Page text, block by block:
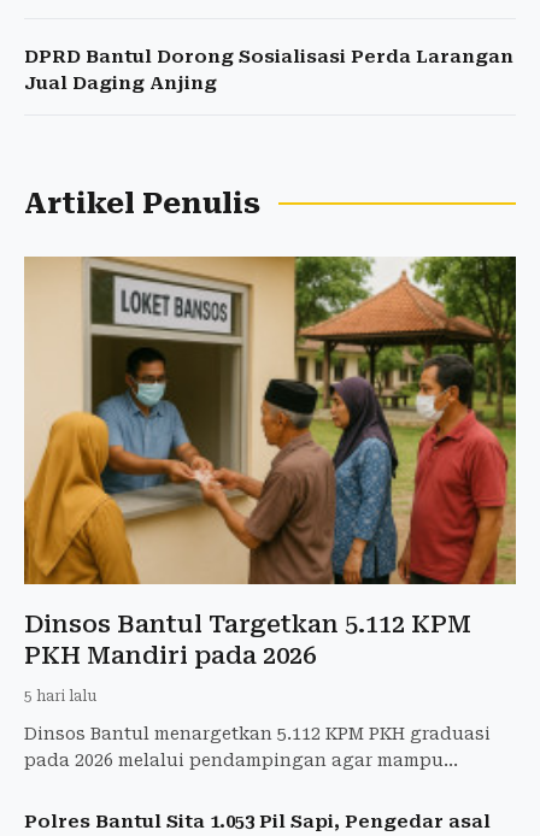
DPRD Bantul Dorong Sosialisasi Perda Larangan
Jual Daging Anjing
Artikel Penulis
Dinsos Bantul Targetkan 5.112 KPM
PKH Mandiri pada 2026
5 hari lalu
Dinsos Bantul menargetkan 5.112 KPM PKH graduasi
pada 2026 melalui pendampingan agar mampu
Polres Bantul Sita 1.053 Pil Sapi, Pengedar asal